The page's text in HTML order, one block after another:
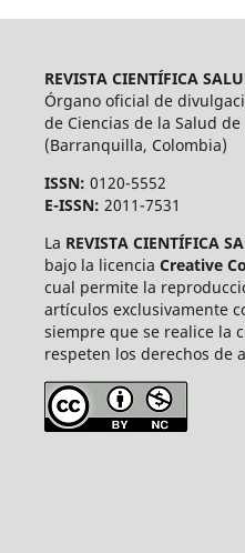
REVISTA CIENTÍFICA
Órgano oficial de
de Ciencias de la Salud
(Barranquilla, Colombia)
ISSN: 0120-5552
E-ISSN: 2011-7531
La REVISTA CIENTÍFICA
bajo la licencia Creative
cual permite la
artículos exclusivamente
siempre que se realice la
respeten los derechos de